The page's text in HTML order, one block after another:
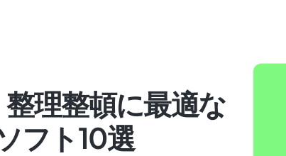
理整頓に最適な
フト10選